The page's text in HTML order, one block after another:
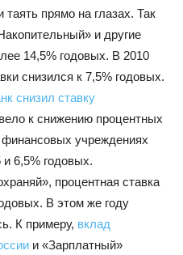
прямо на глазах. Так
и другие
14,5% годовых. В 2010
снизился к 7,5% годовых.
снизил ставку
к снижению процентных
финансовых учреждениях
6,5% годовых.
процентная ставка
В этом же году
К примеру, вклад
и «Зарплатный»